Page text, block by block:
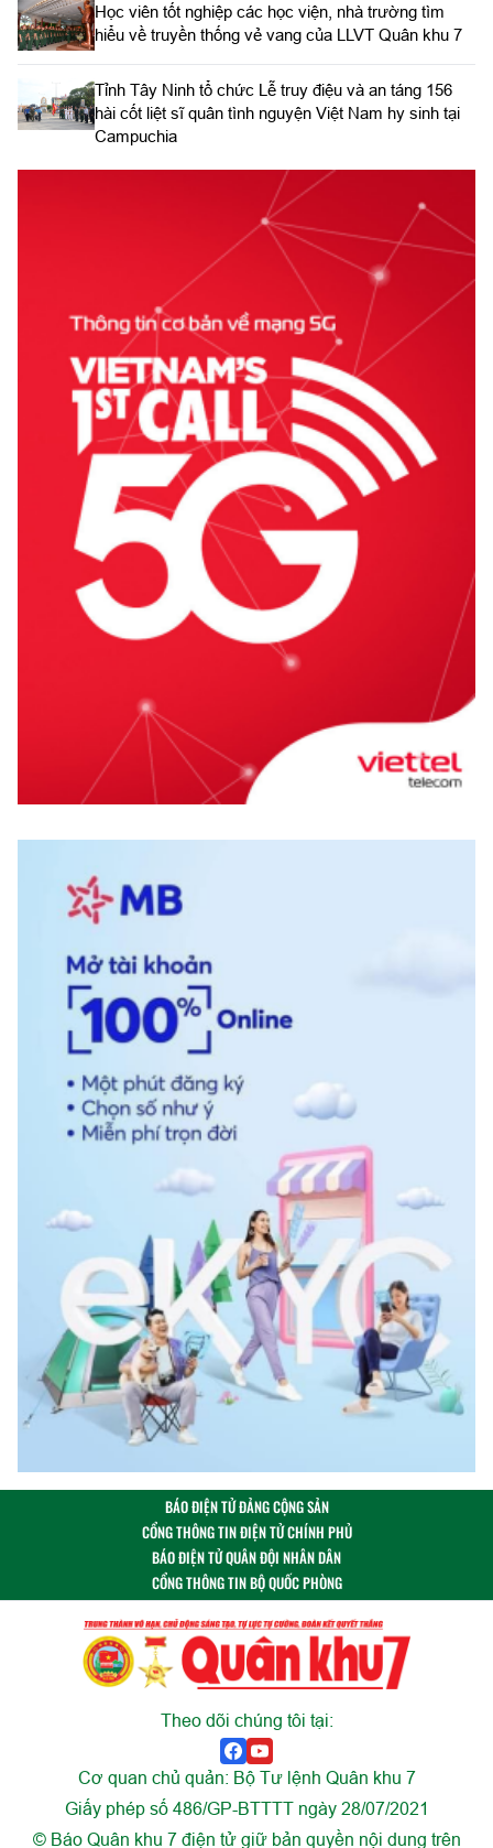
Học viên tốt nghiệp các học viện, nhà trường tìm
hiểu về truyền thống vẻ vang của LLVT Quân khu 7
​Tỉnh Tây Ninh tổ chức Lễ truy điệu và an táng 156
hài cốt liệt sĩ quân tình nguyện Việt Nam hy sinh tại
Campuchia
BÁO ĐIỆN TỬ ĐẢNG CỘNG SẢN
CỔNG THÔNG TIN ĐIỆN TỬ CHÍNH PHỦ
BÁO ĐIỆN TỬ QUÂN ĐỘI NHÂN DÂN
CỔNG THÔNG TIN BỘ QUỐC PHÒNG
Theo dõi chúng tôi tại:
Cơ quan chủ quản: Bộ Tư lệnh Quân khu 7
Giấy phép số 486/GP-BTTTT ngày 28/07/2021
© Báo Quân khu 7 điện tử giữ bản quyền nội dung trên